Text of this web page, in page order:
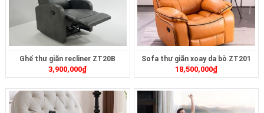
Ghế thư giãn recliner ZT20B
3,900,000₫
Sofa thư giãn xoay da bò ZT201
18,500,000₫